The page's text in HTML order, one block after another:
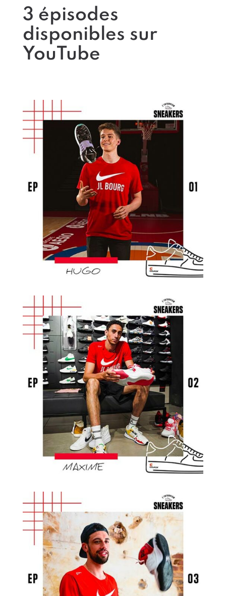
3 épisodes
disponibles sur
YouTube